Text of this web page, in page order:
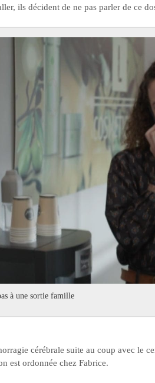
ils décident de ne pas parler de ce
à une sortie famille
cérébrale suite au coup avec le
est ordonnée chez Fabrice.